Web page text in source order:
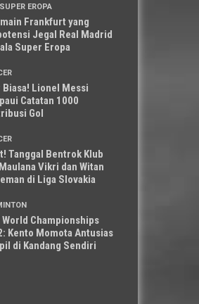
EROPA
Frankfurt yang
Jegal Real Madrid
Super Eropa
Biasa! Lionel Messi
Catatan 1000
Gol
Tanggal Bentrok Klub
Vikri dan Witan
di Liga Slovakia
World Championships
Kento Momota Antusias
di Kandang Sendiri